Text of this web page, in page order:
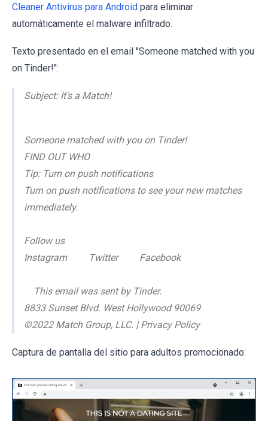
Cleaner Antivirus para Android para eliminar
automáticamente el malware infiltrado.
Texto presentado en el email "Someone matched with you
on Tinder!":
Subject: It's a Match!
Someone matched with you on Tinder!
FIND OUT WHO
Tip: Turn on push notifications
Turn on push notifications to see your new matches
immediately.
Follow us
Instagram Twitter Facebook
This email was sent by Tinder.
8833 Sunset Blvd. West Hollywood 90069
©2022 Match Group, LLC. | Privacy Policy
Captura de pantalla del sitio para adultos promocionado: